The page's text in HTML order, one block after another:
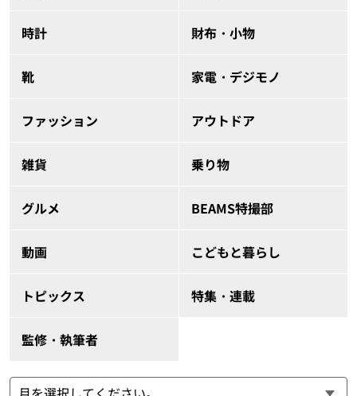
時計 財布・小物
靴 家電・デジモノ
ファッション アウトドア
雑貨 乗り物
グルメ BEAMS特撮部
動画 こどもと暮らし
トピックス 特集・連載
監修・執筆者